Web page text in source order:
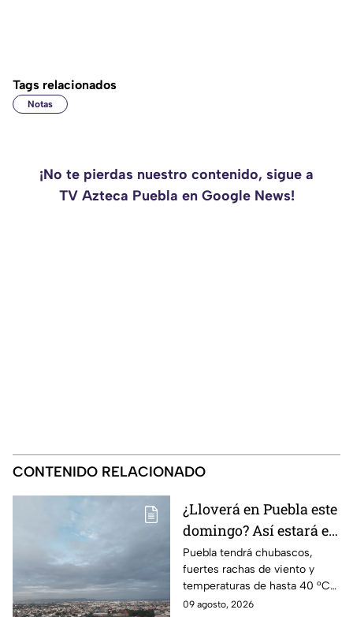
Tags relacionados
Notas
¡No te pierdas nuestro contenido, sigue a
TV Azteca Puebla en Google News!
CONTENIDO RELACIONADO
¿Lloverá en Puebla este
domingo? Así estará el
clima HOY 9 de agosto
Puebla tendrá chubascos,
fuertes rachas de viento y
temperaturas de hasta 40 °C
en el suroeste durante este
09 agosto, 2026